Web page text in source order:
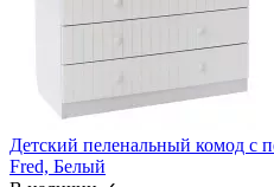
Детский пеленальный комод с
Fred, Белый